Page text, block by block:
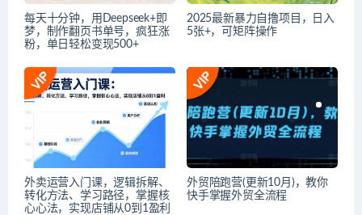
每天十分钟，用Deepseek+即
梦，制作翻页书单号，疯狂涨
粉，单日轻松变现500+
2025最新暴力自撸项目，日入
5张+，可矩阵操作
外卖运营入门课，逻辑拆解、
转化方法、学习路径，掌握核
心心法，实现店铺从0到1盈利
外贸陪跑营(更新10月)，教你
快手掌握外贸全流程